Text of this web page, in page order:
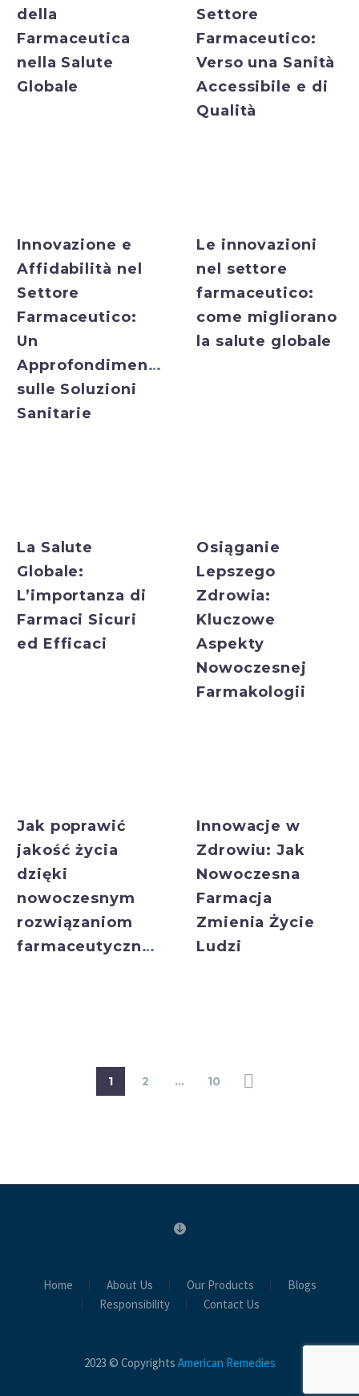
della
Farmaceutica
nella Salute
Globale
Settore
Farmaceutico:
Verso una Sanità
Accessibile e di
Qualità
Innovazione e
Affidabilità nel
Settore
Farmaceutico:
Un
Approfondimento
sulle Soluzioni
Sanitarie
Le innovazioni
nel settore
farmaceutico:
come migliorano
la salute globale
La Salute
Globale:
L’importanza di
Farmaci Sicuri
ed Efficaci
Osiąganie
Lepszego
Zdrowia:
Kluczowe
Aspekty
Nowoczesnej
Farmakologii
Jak poprawić
jakość życia
dzięki
nowoczesnym
rozwiązaniom
farmaceutycznym
Innowacje w
Zdrowiu: Jak
Nowoczesna
Farmacja
Zmienia Życie
Ludzi
1 2 … 10
Home About Us Our Products
Blogs
Responsibility
Contact Us
2023 © Copyrights American Remedies